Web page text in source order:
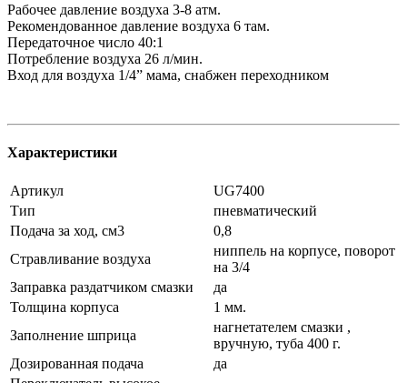
Рабочее давление воздуха 3-8 атм.
Рекомендованное давление воздуха 6 там.
Передаточное число 40:1
Потребление воздуха 26 л/мин.
Вход для воздуха 1/4” мама, снабжен переходником
Характеристики
Артикул
UG7400
Тип
пневматический
Подача за ход, см3
0,8
Стравливание воздуха
ниппель на корпусе, поворот
на 3/4
Заправка раздатчиком смазки
да
Толщина корпуса
1 мм.
Заполнение шприца
нагнетателем смазки ,
вручную, туба 400 г.
Дозированная подача
да